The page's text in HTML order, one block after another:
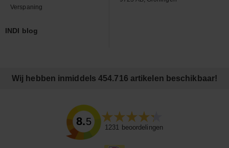
Verspaning
INDI blog
Wij hebben inmiddels 454.716 artikelen beschikbaar!
8.5
1231 beoordelingen